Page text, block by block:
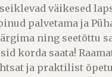
väikesed
palvetama ja
ning seetõttu
korda saata!
ja praktilist